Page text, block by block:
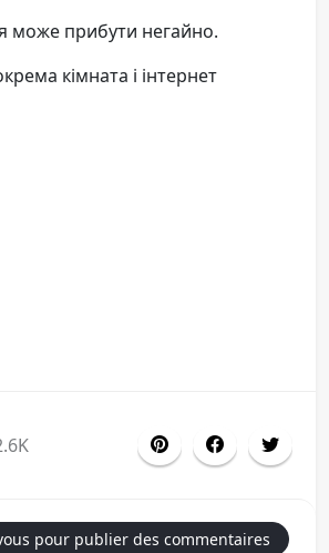
може прибути негайно.
кімната і інтернет
pour publier des commentaires